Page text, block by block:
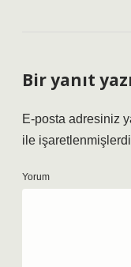
Bir yanıt
E-posta adresiniz
ile
Yorum